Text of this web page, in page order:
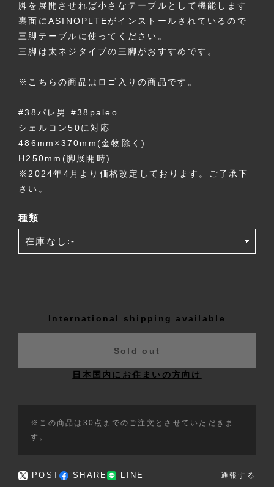
脚を展開させれば小さなテーブルとして機能します
裏面にASINOPLTEがインストールされているので
三脚テーブルに使ってください。
三脚は太ネジタイプの三脚がおすすめです。
※こちらの商品はロゴ入りの商品です。
#38パレ男 #38paleo
シェルコン50に対応
486mm×370mm(金物除く)
H250mm(脚展開時)
※2024年4月より価格改定しております。ご了承下
さい。
種類
International shipping available
Sold out
日本国内にお住まいの方向け
※この商品は30点までのご注文とさせていただきま
す。
POST SHARE LINE 通報する